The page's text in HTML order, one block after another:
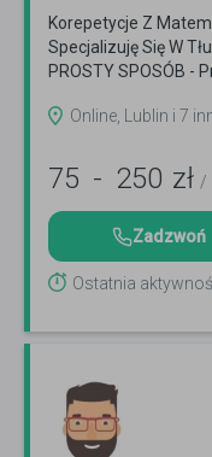
Korepetycje Z
Specjalizuję Się W
PROSTY SPOSÓB -
Online, Lublin i 7
75 - 250 zł /
Zadzwoń
Ostatnia